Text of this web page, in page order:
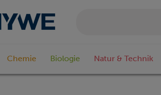
Chemie Biologie Natur & Technik